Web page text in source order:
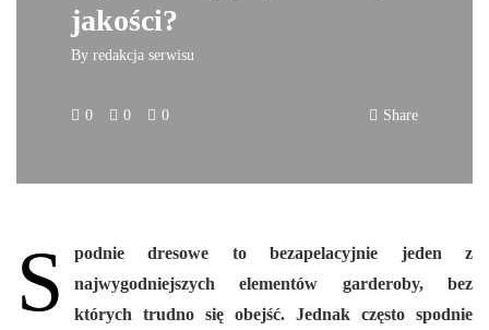
jakości?
By redakcja serwisu
0 0 0 Share
S
podnie dresowe to bezapelacyjnie jeden z
najwygodniejszych elementów garderoby, bez
których trudno się obejść. Jednak często spodnie